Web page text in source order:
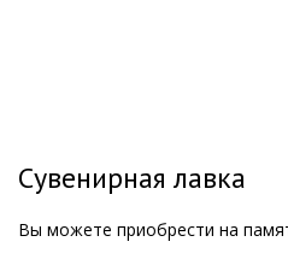
Сувенирная лавка
Вы можете приобрести на